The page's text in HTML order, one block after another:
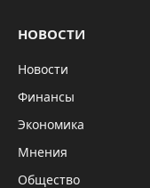
НОВОСТИ
Новости
Финансы
Экономика
Мнения
Общество